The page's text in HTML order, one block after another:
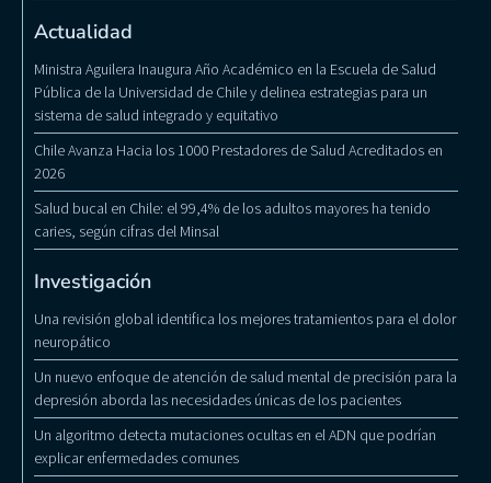
Actualidad
Ministra Aguilera Inaugura Año Académico en la Escuela de Salud
Pública de la Universidad de Chile y delinea estrategias para un
sistema de salud integrado y equitativo
Chile Avanza Hacia los 1000 Prestadores de Salud Acreditados en
2026
Salud bucal en Chile: el 99,4% de los adultos mayores ha tenido
caries, según cifras del Minsal
Investigación
Una revisión global identifica los mejores tratamientos para el dolor
neuropático
Un nuevo enfoque de atención de salud mental de precisión para la
depresión aborda las necesidades únicas de los pacientes
Un algoritmo detecta mutaciones ocultas en el ADN que podrían
explicar enfermedades comunes